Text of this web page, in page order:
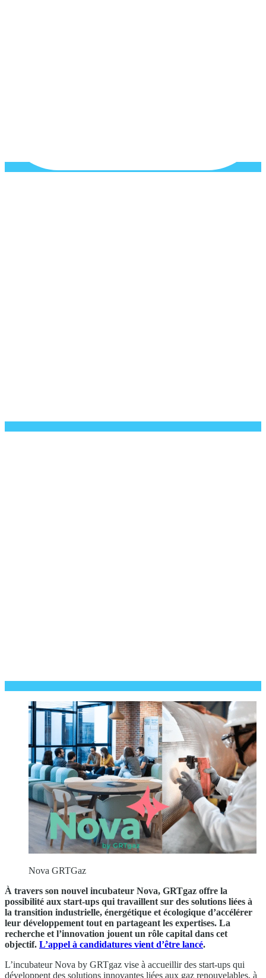
Nova GRTGaz
À travers son nouvel incubateur Nova, GRTgaz offre la
possibilité aux start-ups qui travaillent sur des solutions liées à
la transition industrielle, énergétique et écologique d’accélérer
leur développement tout en partageant les expertises. La
recherche et l’innovation jouent un rôle capital dans cet
objectif. L’appel à candidatures vient d’être lancé.
L’incubateur Nova by GRTgaz vise à accueillir des start-ups qui
développent des solutions innovantes liées aux gaz renouvelables, à